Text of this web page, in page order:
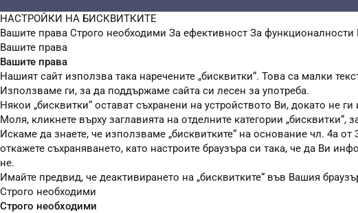
НАСТРОЙКИ НА БИСКВИТКИТЕ
Вашите права Строго необходими За ефективност За функционалности
Вашите права
Вашите права
Нашият сайт използва така наречените „бисквитки“. Това са малки
Използваме ги, за да поддържаме сайта си лесен за употреба.
Някои „бисквитки“ остават съхранени на устройството Ви, докато
Моля, кликнете върху заглавията на отделните категории
Искаме да знаете, че използваме „бисквитките“ на основание чл. 4а
откажете съхраняването, като настроите браузъра си така, че да Ви
не.
Имайте предвид, че деактивирането на „бисквитките“ във Вашия
Строго необходими
Строго необходими